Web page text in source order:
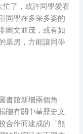
忙了，或許同學愛看
同學在多采多姿的
圖文並茂，或有如
票房，方能讓同學
書館新增兩個角
贈有關中華歷史文
合作而建成的「熊